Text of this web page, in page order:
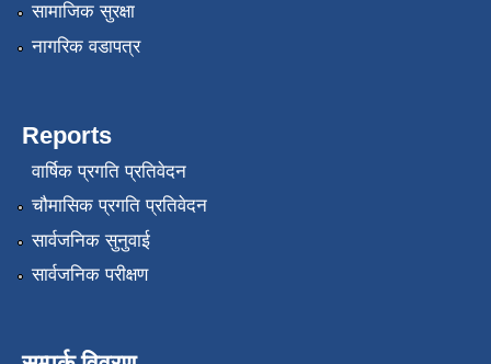
सामाजिक सुरक्षा
नागरिक वडापत्र
Reports
वार्षिक प्रगति प्रतिवेदन
चौमासिक प्रगति प्रतिवेदन
सार्वजनिक सुनुवाई
सार्वजनिक परीक्षण